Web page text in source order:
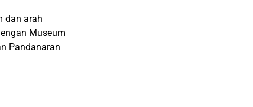
dan arah
Museum
Pandanaran